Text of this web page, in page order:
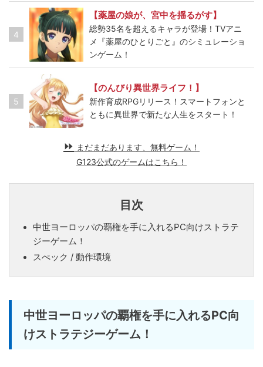
4
【薬屋の娘が、宮中を揺るがす】
総勢35名を超えるキャラが登場！TVアニ
メ『薬屋のひとりごと』のシミュレーショ
ンゲーム！
5
【のんびり異世界ライフ！】
新作育成RPGリリース！スマートフォンと
ともに異世界で新たな人生をスタート！
まだまだあります、無料ゲーム！
G123公式のゲームはこちら！
目次
中世ヨーロッパの覇権を手に入れるPC向けストラテ
ジーゲーム！
スぺック / 動作環境
中世ヨーロッパの覇権を手に入れるPC向
けストラテジーゲーム！